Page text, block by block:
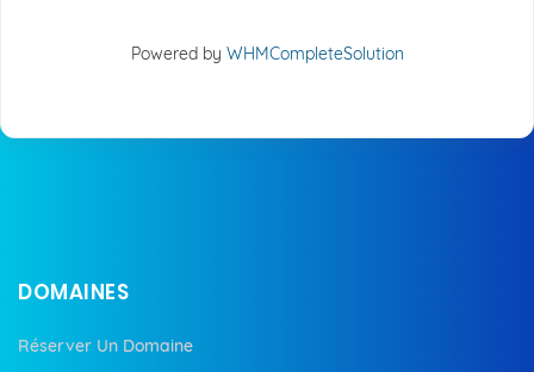
Powered by WHMCompleteSolution
DOMAINES
Réserver Un Domaine